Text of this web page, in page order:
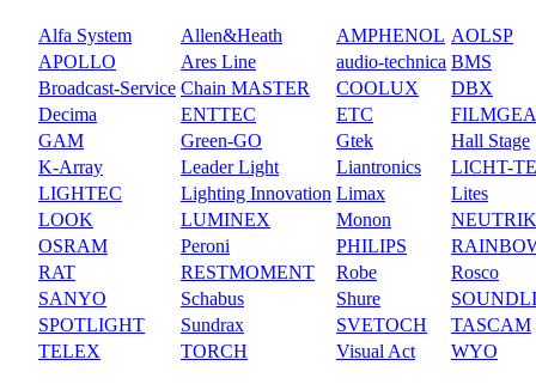
Alfa System Allen&Heath AMPHENOL AOLSP
APOLLO
Ares Line audio-technica BMS
Broadcast-Service Chain MASTER COOLUX
DBX
Decima
ENTTEC ETC
GAM
Green-GO Gtek
Hall Stage
K-Array
Leader Light Liantronics
LICHT-
LIGHTEC
Lighting Innovation Limax
Lites
LOOK
LUMINEX Monon
NEUTRIK
OSRAM
Peroni PHILIPS
RAT
RESTMOMENT Robe
Rosco
SANYO
Schabus Shure
SPOTLIGHT
Sundrax SVETOCH
TASCAM
TELEX
TORCH Visual Act WYO